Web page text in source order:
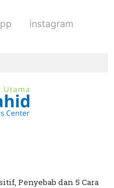
instagram
Penyebab dan 5 Cara